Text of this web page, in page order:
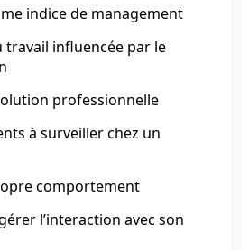
indice de management
travail influencée par le
professionnelle
à surveiller chez un
comportement
l’interaction avec son